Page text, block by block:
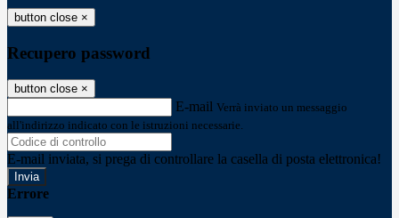
button close ×
Recupero password
button close ×
E-mail Verrà inviato un messaggio
all'indirizzo indicato con le istruzioni necessarie.
E-mail inviata, si prega di controllare la casella di posta elettronica!
Errore